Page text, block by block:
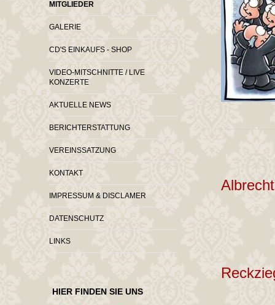
MITGLIEDER
GALERIE
CD'S EINKAUFS - SHOP
VIDEO-MITSCHNITTE / LIVE
KONZERTE
AKTUELLE NEWS
BERICHTERSTATTUNG
VEREINSSATZUNG
KONTAKT
IMPRESSUM & DISCLAMER
DATENSCHUTZ
LINKS
HIER FINDEN SIE UNS